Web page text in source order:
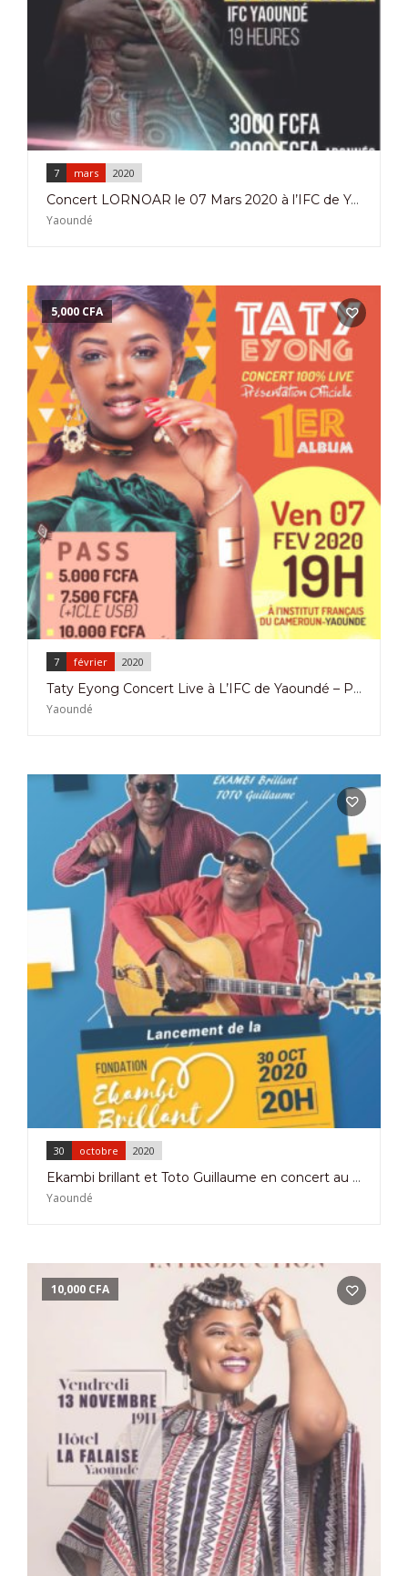
7 mars 2020
Concert LORNOAR le 07 Mars 2020 à l’IFC de Yaoundé
Yaoundé
7 février 2020
Taty Eyong Concert Live à L’IFC de Yaoundé – Présentation Album
5,000 CFA
Yaoundé
30 octobre 2020
Ekambi brillant et Toto Guillaume en concert au Palais des Sports de Yaoundé le 30 Octobre 2020
Yaoundé
10,000 CFA